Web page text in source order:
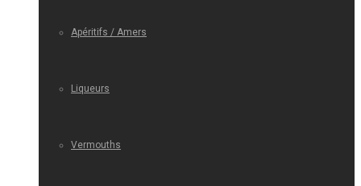
Apéritifs / Amers
Liqueurs
Vermouths